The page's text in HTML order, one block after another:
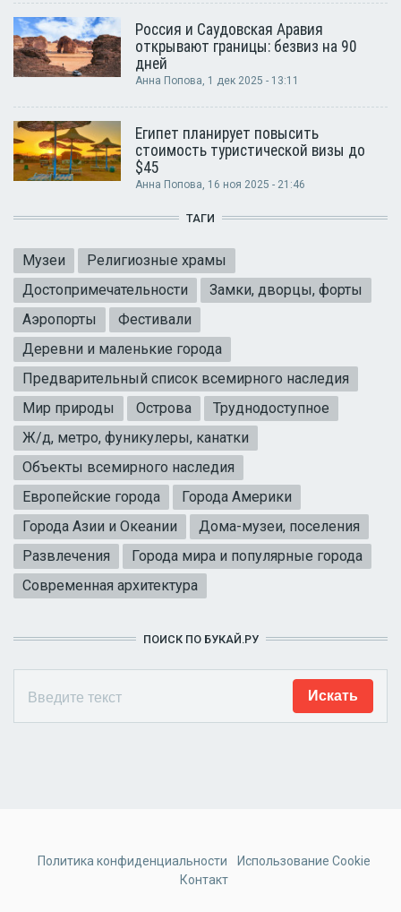
Россия и Саудовская Аравия
открывают границы: безвиз на 90
дней
Анна Попова, 1 дек 2025 - 13:11
Египет планирует повысить
стоимость туристической визы до
$45
Анна Попова, 16 ноя 2025 - 21:46
ТАГИ
Музеи
Религиозные храмы
Достопримечательности
Замки, дворцы, форты
Аэропорты
Фестивали
Деревни и маленькие города
Предварительный список всемирного наследия
Мир природы
Острова
Труднодоступное
Ж/д, метро, фуникулеры, канатки
Объекты всемирного наследия
Европейские города
Города Америки
Города Азии и Океании
Дома-музеи, поселения
Развлечения
Города мира и популярные города
Современная архитектура
ПОИСК ПО БУКАЙ.РУ
Политика конфиденциальности
Использование Cookie
Контакт